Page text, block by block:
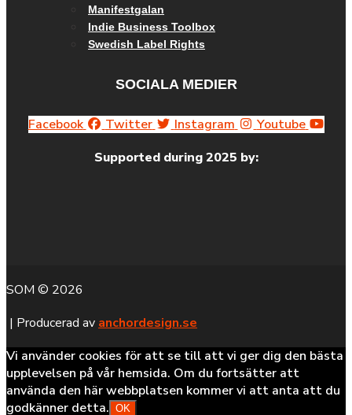
Manifestgalan
Indie Business Toolbox
Swedish Label Rights
SOCIALA MEDIER
Facebook Twitter Instagram
Youtube
Supported during 2025 by:
SOM © 2026
| Producerad av anchordesign.se
Vi använder cookies för att se till att vi ger dig den bästa
upplevelsen på vår hemsida. Om du fortsätter att
använda den här webbplatsen kommer vi att anta att du
godkänner detta. OK